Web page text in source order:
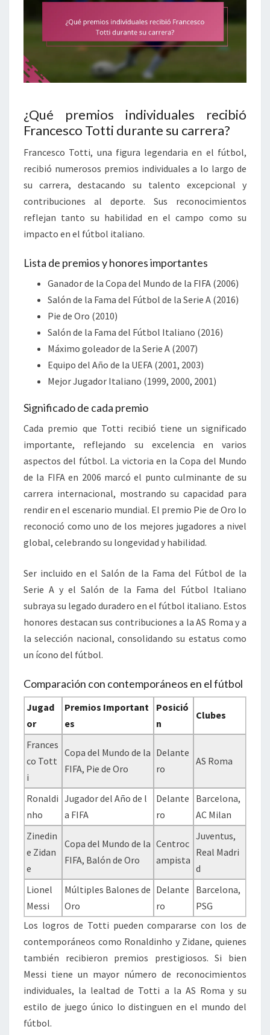
¿Qué premios individuales recibió
Francesco Totti durante su carrera?
Francesco Totti, una figura legendaria en el fútbol,
recibió numerosos premios individuales a lo largo de
su carrera, destacando su talento excepcional y
contribuciones al deporte. Sus reconocimientos
reflejan tanto su habilidad en el campo como su
impacto en el fútbol italiano.
Lista de premios y honores importantes
Ganador de la Copa del Mundo de la FIFA (2006)
Salón de la Fama del Fútbol de la Serie A (2016)
Pie de Oro (2010)
Salón de la Fama del Fútbol Italiano (2016)
Máximo goleador de la Serie A (2007)
Equipo del Año de la UEFA (2001, 2003)
Mejor Jugador Italiano (1999, 2000, 2001)
Significado de cada premio
Cada premio que Totti recibió tiene un significado
importante, reflejando su excelencia en varios
aspectos del fútbol. La victoria en la Copa del Mundo
de la FIFA en 2006 marcó el punto culminante de su
carrera internacional, mostrando su capacidad para
rendir en el escenario mundial. El premio Pie de Oro lo
reconoció como uno de los mejores jugadores a nivel
global, celebrando su longevidad y habilidad.
Ser incluido en el Salón de la Fama del Fútbol de la
Serie A y el Salón de la Fama del Fútbol Italiano
subraya su legado duradero en el fútbol italiano. Estos
honores destacan sus contribuciones a la AS Roma y a
la selección nacional, consolidando su estatus como
un ícono del fútbol.
Comparación con contemporáneos en el fútbol
Jugad
or
Premios Important
es
Posició
n
Clubes
Frances
co Tott
i
Copa del Mundo de la
FIFA, Pie de Oro
Delante
ro
AS Roma
Ronaldi
nho
Jugador del Año de l
a FIFA
Delante
ro
Barcelona,
AC Milan
Zinedin
e Zidan
e
Copa del Mundo de la
FIFA, Balón de Oro
Centroc
ampista
Juventus,
Real Madri
d
Lionel
Messi
Múltiples Balones de
Oro
Delante
ro
Barcelona,
PSG
Los logros de Totti pueden compararse con los de
contemporáneos como Ronaldinho y Zidane, quienes
también recibieron premios prestigiosos. Si bien
Messi tiene un mayor número de reconocimientos
individuales, la lealtad de Totti a la AS Roma y su
estilo de juego único lo distinguen en el mundo del
fútbol.